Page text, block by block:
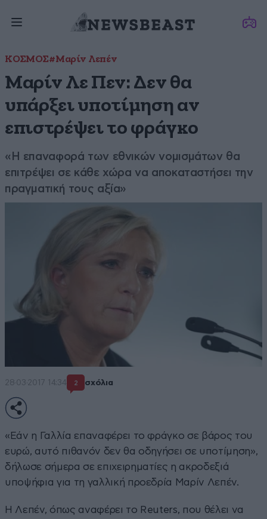
ΚΟΣΜΟΣ#Μαρίν Λεπέν
Μαρίν Λε Πεν: Δεν θα
υπάρξει υποτίμηση αν
επιστρέψει το φράγκο
«Η επαναφορά των εθνικών νομισμάτων θα
επιτρέψει σε κάθε χώρα να αποκαταστήσει την
πραγματική τους αξία»
28·03·2017 14:34 2 σχόλια
«Εάν η Γαλλία επαναφέρει το φράγκο σε βάρος του
ευρώ, αυτό πιθανόν δεν θα οδηγήσει σε υποτίμηση»,
δήλωσε σήμερα σε επιχειρηματίες η ακροδεξιά
υποψήφια για τη γαλλική προεδρία Μαρίν Λεπέν.
Η Λεπέν, όπως αναφέρει το Reuters, που θέλει να